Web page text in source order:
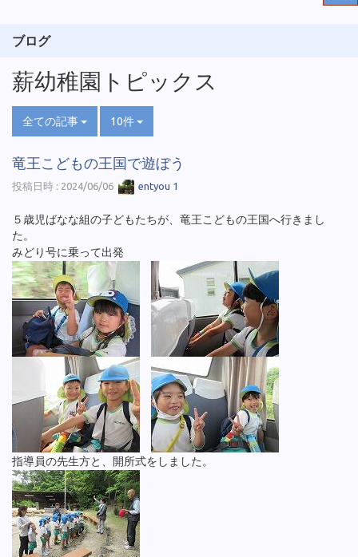
ブログ
薪幼稚園トピックス
全ての記事 10件
竜王こどもの王国で遊ぼう
投稿日時 : 2024/06/06 entyou 1
５歳児ばなな組の子どもたちが、竜王こどもの王国へ行きまし
た。
みどり号に乗って出発
指導員の先生方と、開所式をしました。